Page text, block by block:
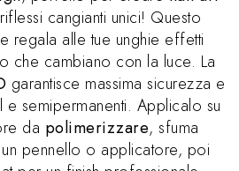
cangianti unici! Questo
regala alle tue unghie effetti
che cambiano con la luce. La
garantisce massima sicurezza e
semipermanenti. Applicalo su
da polimerizzare, sfuma
pennello o applicatore, poi